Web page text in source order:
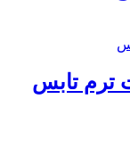
ترم تابس